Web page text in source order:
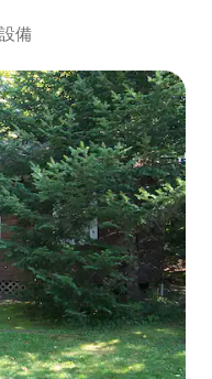
備